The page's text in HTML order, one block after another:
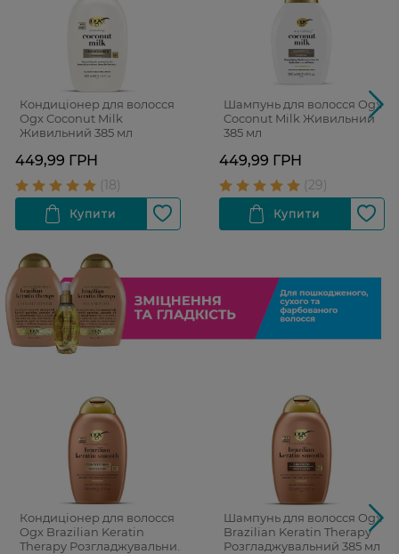
Кондиціонер для волосся
Ogx Coconut Milk
Живильний 385 мл
449,99 ГРН
Шампунь для волосся Ogx
Coconut Milk Живильний
385 мл
449,99 ГРН
Кондиціонер для волосся
Ogx Brazilian Keratin
Therapy Розгладжувальний
Шампунь для волосся Ogx
Brazilian Keratin Therapy
Розгладжувальний 385 мл